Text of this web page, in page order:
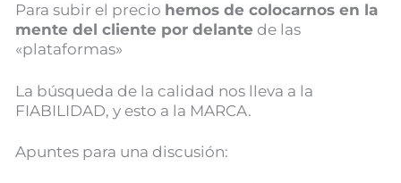
Para subir el precio hemos de colocarnos en la
mente del cliente por delante de las
«plataformas»
La búsqueda de la calidad nos lleva a la
FIABILIDAD, y esto a la MARCA.
Apuntes para una discusión: